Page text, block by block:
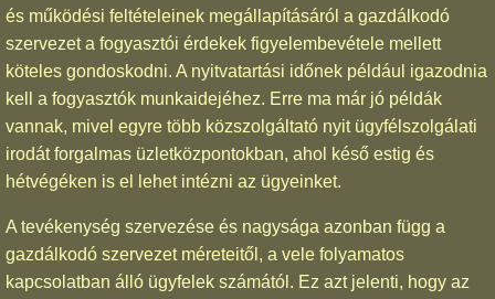
és működési feltételeinek megállapításáról a gazdálkodó
szervezet a fogyasztói érdekek figyelembevétele mellett
köteles gondoskodni. A nyitvatartási időnek például igazodnia
kell a fogyasztók munkaidejéhez. Erre ma már jó példák
vannak, mivel egyre több közszolgáltató nyit ügyfélszolgálati
irodát forgalmas üzletközpontokban, ahol késő estig és
hétvégéken is el lehet intézni az ügyeinket.
A tevékenység szervezése és nagysága azonban függ a
gazdálkodó szervezet méreteitől, a vele folyamatos
kapcsolatban álló ügyfelek számától. Ez azt jelenti, hogy az